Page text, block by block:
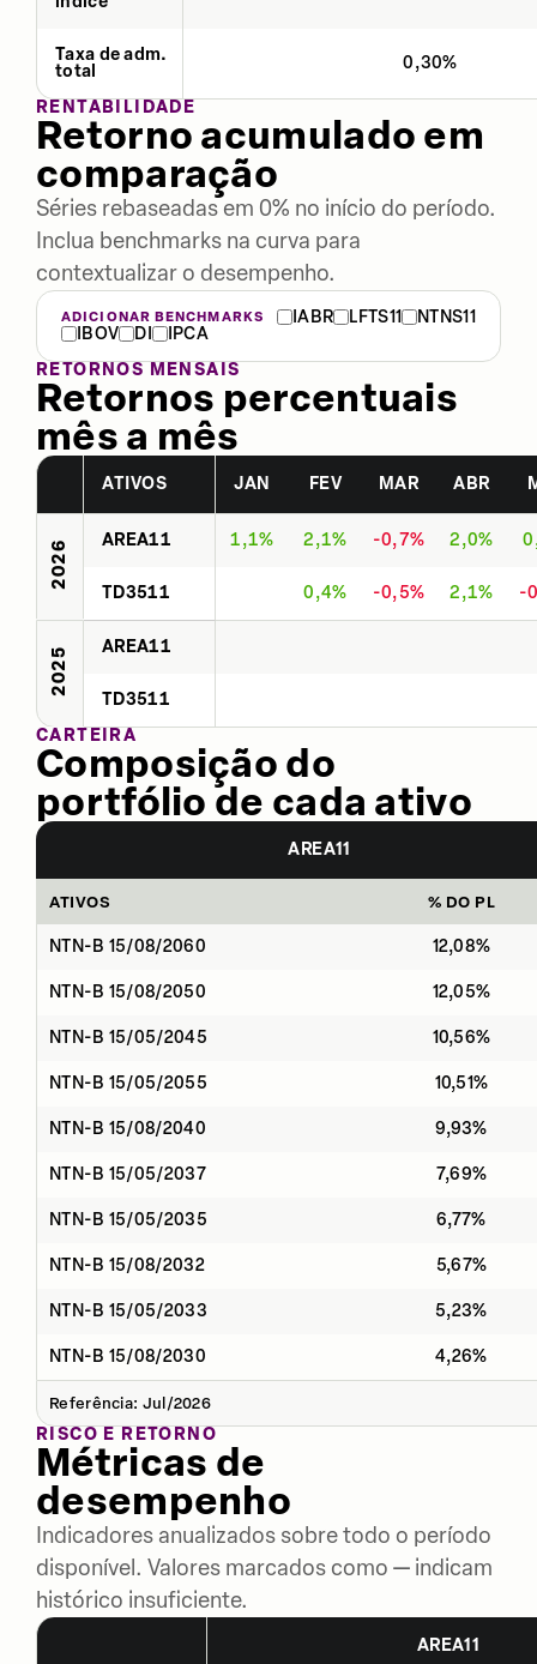
Taxa de adm.
total
0,30%
RENTABILIDADE
Retorno acumulado em
comparação
Séries rebaseadas em 0% no início do período.
Inclua benchmarks na curva para
contextualizar o desempenho.
ADICIONAR BENCHMARKS IABR LFTS11
NTNS11
IBOV
DI
IPCA
RETORNOS MENSAIS
Retornos percentuais
mês a mês
ATIVOS JAN FEV MAR ABR
2026 AREA11 1,1% 2,1% -0,7% 2,0%
TD3511 0,4% -0,5% 2,1% -
2025 AREA11
TD3511
CARTEIRA
Composição do
portfólio de cada ativo
AREA11
ATIVOS % DO PL
NTN-B 15/08/2060 12,08%
NTN-B 15/08/2050 12,05%
NTN-B 15/05/2045 10,56%
NTN-B 15/05/2055 10,51%
NTN-B 15/08/2040 9,93%
NTN-B 15/05/2037 7,69%
NTN-B 15/05/2035 6,77%
NTN-B 15/08/2032 5,67%
NTN-B 15/05/2033 5,23%
NTN-B 15/08/2030 4,26%
Referência: Jul/2026
RISCO E RETORNO
Métricas de
desempenho
Indicadores anualizados sobre todo o período
disponível. Valores marcados como — indicam
histórico insuficiente.
AREA11